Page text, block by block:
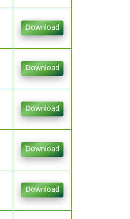
Download
Download
Download
Download
Download